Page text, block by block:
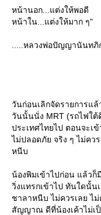
หน้านอก...แต่งให้พอดี
หน้าใน...แต่งให้มาก ๆ"
.....หลวงพ่อปัญญานันทภิ
วันก่อนเลิกจัดรายการแ
วันนั้นนั่ง MRT (รถไฟใ
ประเทศไทยไป ตอนจะ
ไม่ปลอดภัย จริง ๆ ไม่คว
หนีบ
น้องพิมเข้าไปก่อน แล้วก็
วิ่งแทรกเข้าไป ทันใดนั้
ชาลาหนีบ ไม่ควรเลย ไ
สัญญาณ ดีที่น้องเค้าไม่เ